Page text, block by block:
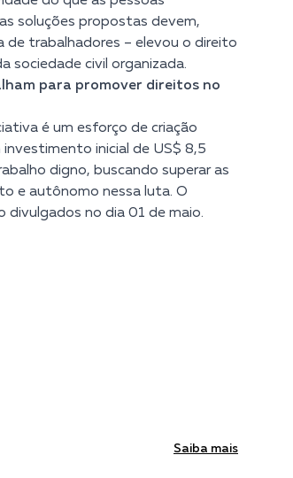
soluções propostas devem,
de trabalhadores – elevou o direito
sociedade civil organizada.
para promover direitos no
é um esforço de criação
inicial de US$ 8,5
digno, buscando superar as
e autônomo nessa luta. O
divulgados no dia 01 de maio.
Saiba mais